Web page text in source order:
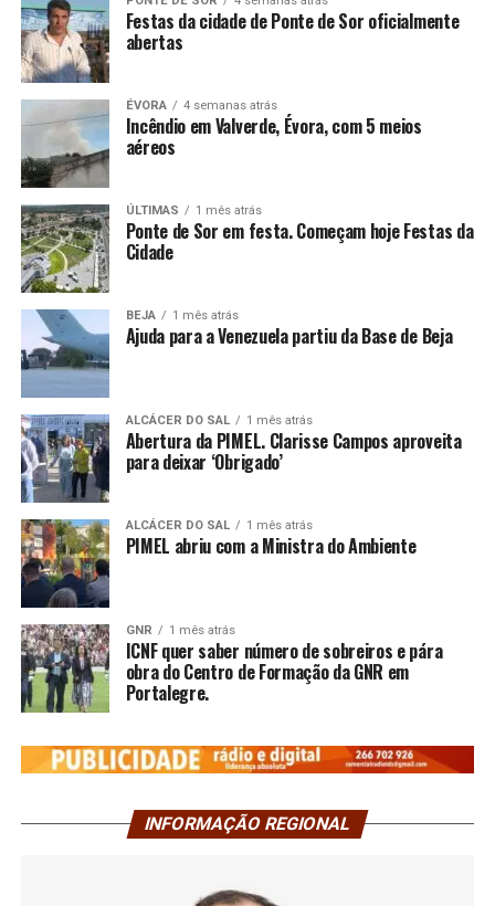
Festas da cidade de Ponte de Sor oficialmente
abertas
ÉVORA 4 semanas atrás
Incêndio em Valverde, Évora, com 5 meios
aéreos
ÚLTIMAS 1 mês atrás
Ponte de Sor em festa. Começam hoje Festas da
Cidade
BEJA 1 mês atrás
Ajuda para a Venezuela partiu da Base de Beja
ALCÁCER DO SAL 1 mês atrás
Abertura da PIMEL. Clarisse Campos aproveita
para deixar ‘Obrigado’
ALCÁCER DO SAL 1 mês atrás
PIMEL abriu com a Ministra do Ambiente
GNR 1 mês atrás
ICNF quer saber número de sobreiros e pára
obra do Centro de Formação da GNR em
Portalegre.
INFORMAÇÃO REGIONAL